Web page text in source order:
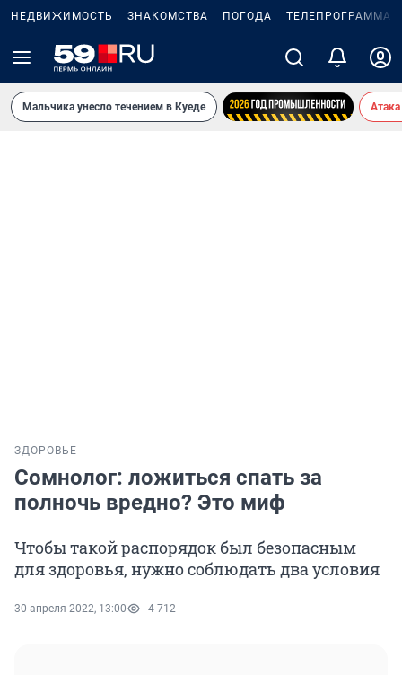
НЕДВИЖИМОСТЬ ЗНАКОМСТВА ПОГОДА ТЕЛЕПРОГРАММА
Мальчика унесло течением в Куеде
ЗДОРОВЬЕ
Сомнолог: ложиться спать за
полночь вредно? Это миф
Чтобы такой распорядок был безопасным
для здоровья, нужно соблюдать два условия
30 апреля 2022, 13:00 4 712